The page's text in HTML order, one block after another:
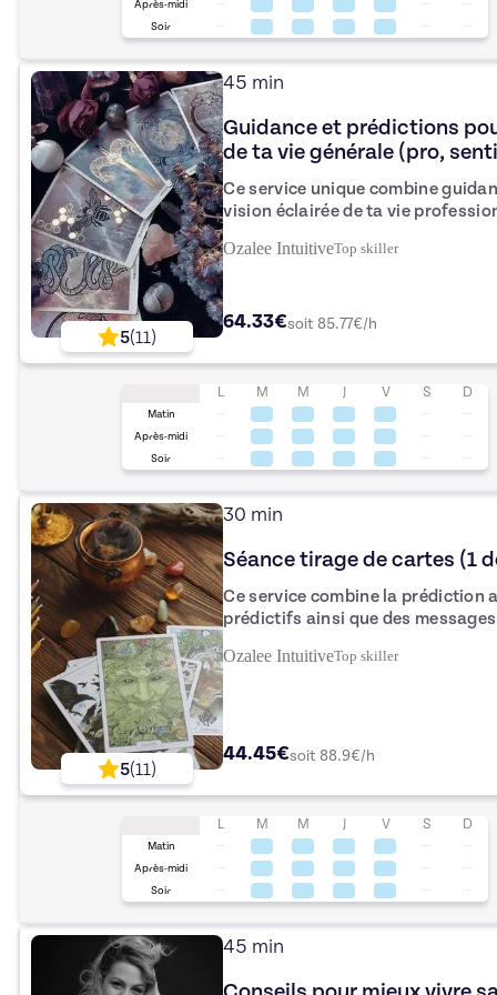
Après-midi
Soir
5(11)
45 min
Guidance et prédictions
de ta vie générale (pro,
Ce service unique combine
vision éclairée de ta vie
général, pro, sentimental, et ce
Ozalee IntuitiveTopskiller
64.33€soit 85.77€/h
L M M J V S D
Matin
Après-midi
Soir
5(11)
30 min
Séance tirage de cartes (1
Ce service combine la
prédictifs ainsi que des messages de tes guides.
Ozalee IntuitiveTopskiller
44.45€soit 88.9€/h
L M M J V S D
Matin
Après-midi
Soir
45 min